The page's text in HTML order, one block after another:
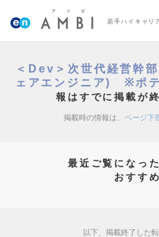
若手ハイキャリ
＜Dev＞次世代経営幹
ェアエンジニア) ※ポ
報はすでに掲載が
掲載時の情報は、 ページ下
最近ご覧になっ
おすす
以下、掲載終了した